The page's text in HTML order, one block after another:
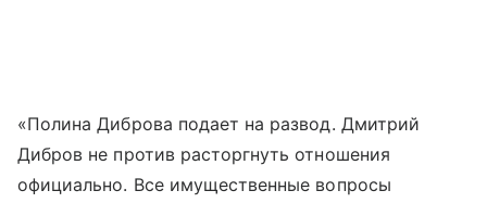
«Полина Диброва подает на развод. Дмитрий
Дибров не против расторгнуть отношения
официально. Все имущественные вопросы